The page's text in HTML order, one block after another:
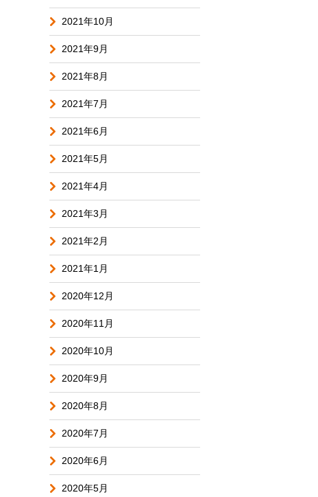
2021年10月
2021年9月
2021年8月
2021年7月
2021年6月
2021年5月
2021年4月
2021年3月
2021年2月
2021年1月
2020年12月
2020年11月
2020年10月
2020年9月
2020年8月
2020年7月
2020年6月
2020年5月